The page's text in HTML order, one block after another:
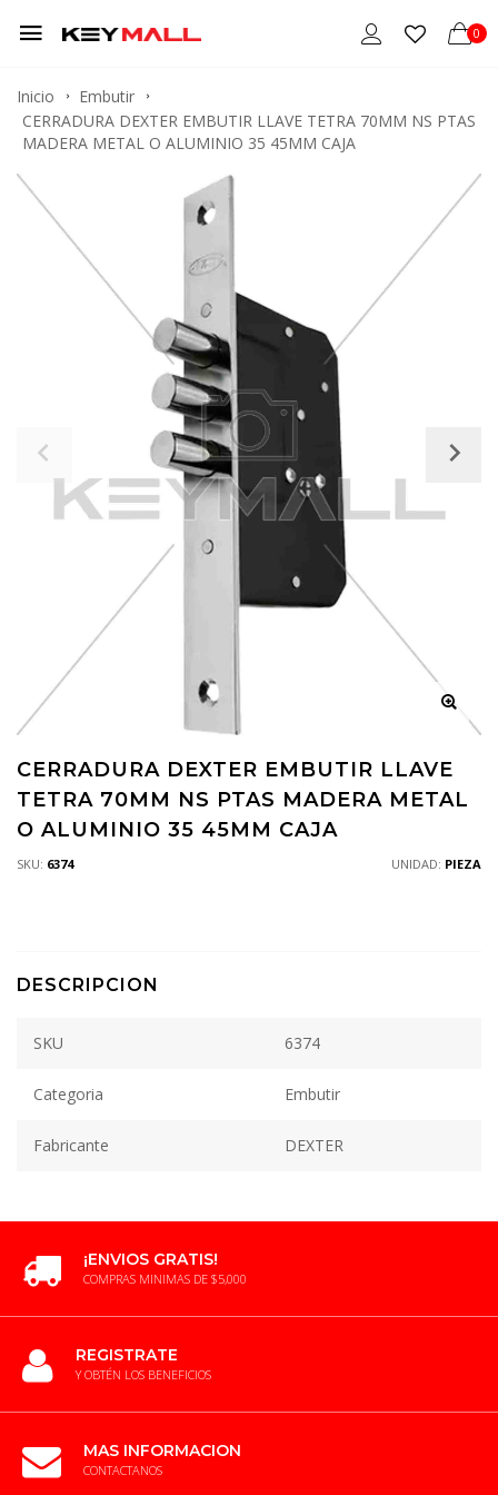
0
Inicio
Embutir
CERRADURA DEXTER EMBUTIR LLAVE TETRA 70MM NS PTAS
MADERA METAL O ALUMINIO 35 45MM CAJA
CERRADURA DEXTER EMBUTIR LLAVE
TETRA 70MM NS PTAS MADERA METAL
O ALUMINIO 35 45MM CAJA
SKU: 6374 UNIDAD: PIEZA
DESCRIPCION
SKU 6374
Categoria Embutir
Fabricante DEXTER
¡ENVIOS GRATIS!
COMPRAS MINIMAS DE $5,000
REGISTRATE
Y OBTÉN LOS BENEFICIOS
MAS INFORMACION
CONTACTANOS